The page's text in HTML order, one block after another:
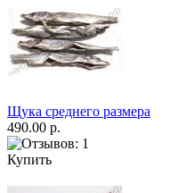
Щука среднего размера
490.00 р.
Купить